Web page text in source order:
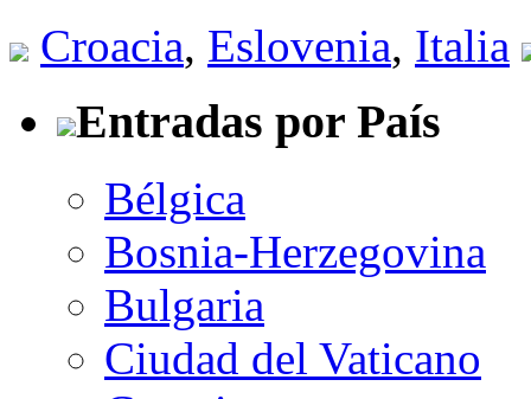
Croacia, Eslovenia, Italia
Entradas por País
Bélgica
Bosnia-Herzegovina
Bulgaria
Ciudad del Vaticano